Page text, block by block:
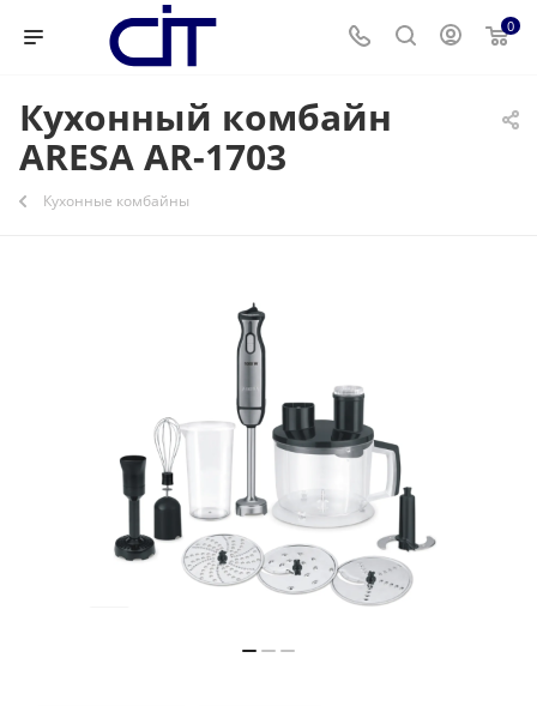
0
Кухонный комбайн
ARESA AR-1703
Кухонные комбайны